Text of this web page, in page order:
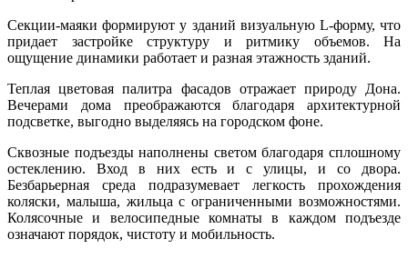
Секции-маяки формируют у зданий визуальную L-форму, что
придает застройке структуру и ритмику объемов. На
ощущение динамики работает и разная этажность зданий.
Теплая цветовая палитра фасадов отражает природу Дона.
Вечерами дома преображаются благодаря архитектурной
подсветке, выгодно выделяясь на городском фоне.
Сквозные подъезды наполнены светом благодаря сплошному
остеклению. Вход в них есть и с улицы, и со двора.
Безбарьерная среда подразумевает легкость прохождения
коляски, малыша, жильца с ограниченными возможностями.
Колясочные и велосипедные комнаты в каждом подъезде
означают порядок, чистоту и мобильность.